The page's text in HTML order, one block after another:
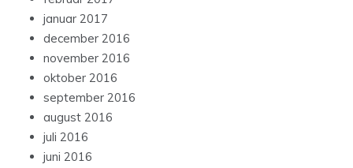
januar 2017
december 2016
november 2016
oktober 2016
september 2016
august 2016
juli 2016
juni 2016